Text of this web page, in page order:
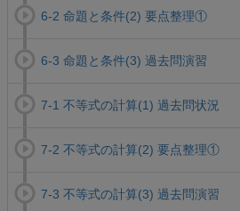
6-2 命題と条件(2) 要点整理①
6-3 命題と条件(3) 過去問演習
7-1 不等式の計算(1) 過去問状況
7-2 不等式の計算(2) 要点整理①
7-3 不等式の計算(3) 過去問演習